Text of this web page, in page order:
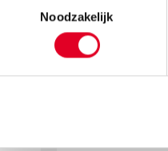
Noodzakelijk
maken
Deze